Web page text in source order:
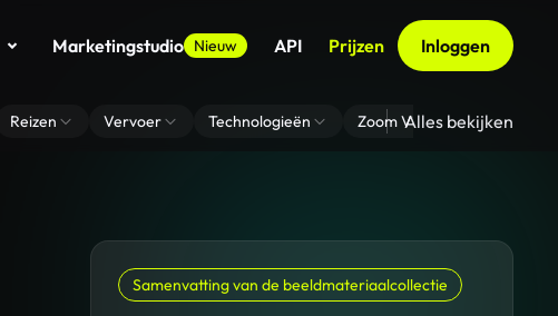
Marketingstudio Nieuw API Prijzen Inloggen
Reizen Vervoer Technologieën Zoom Virtuele
Alles bekijken
Samenvatting van de beeldmateriaalcollectie